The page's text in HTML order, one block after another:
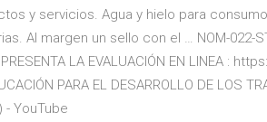
y servicios. Agua y hielo para
Al margen un sello con el … NOM-022-
PRESENTA LA EVALUACIÓN EN LINEA :
PARA EL DESARROLLO DE LOS
- YouTube